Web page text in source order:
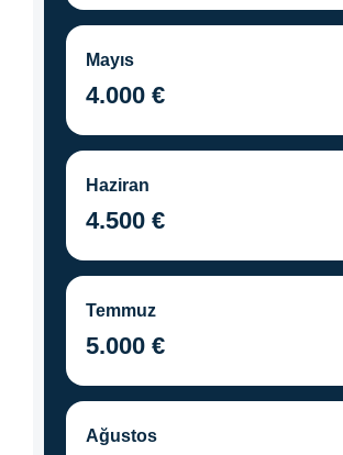
Mayıs
4.000 €
Haziran
4.500 €
Temmuz
5.000 €
Ağustos